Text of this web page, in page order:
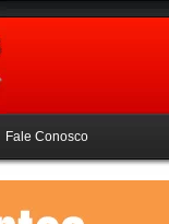
Fale Conosco